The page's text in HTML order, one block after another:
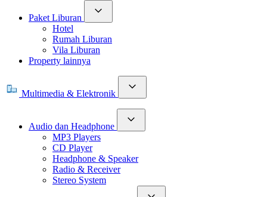
Paket Liburan
Hotel
Rumah Liburan
Vila Liburan
Property lainnya
Multimedia & Elektronik
Audio dan Headphone
MP3 Players
CD Player
Headphone & Speaker
Radio & Receiver
Stereo System